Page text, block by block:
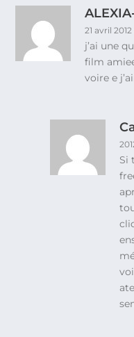
21 avril
j’ai une
film
voire e
Si